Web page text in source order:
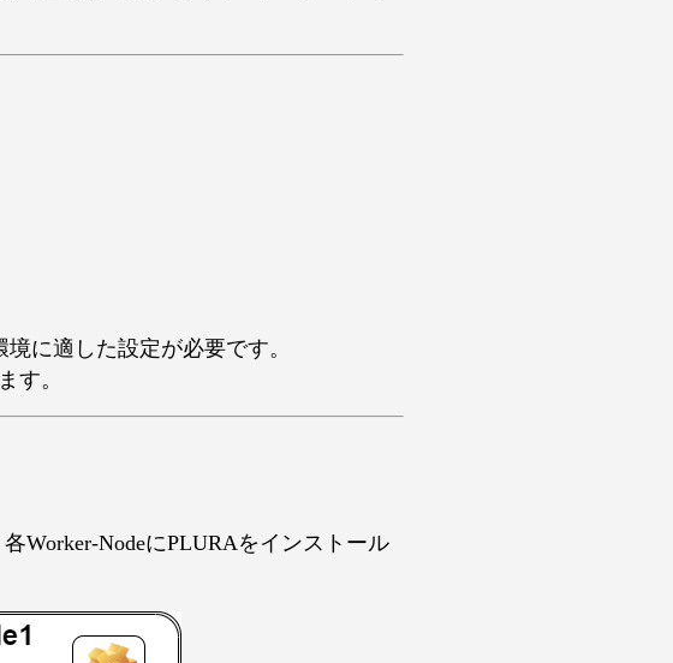
に適した設定が必要です。
す。
Worker-NodeにPLURAをインストール